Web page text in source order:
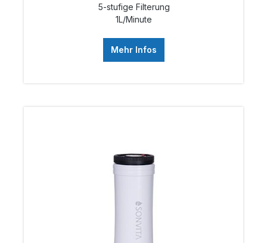
5-stufige Filterung
1L/Minute
Mehr Infos